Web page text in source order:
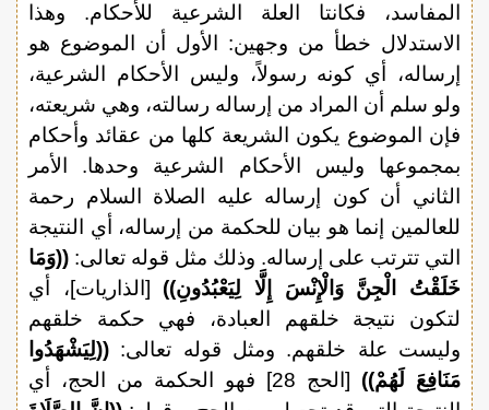
المفاسد، فكانتا العلة الشرعية للأحكام. وهذا
الاستدلال خطأ من وجهين: الأول أن الموضوع هو
إرساله، أي كونه رسولاً، وليس الأحكام الشرعية،
ولو سلم أن المراد من إرساله رسالته، وهي شريعته،
فإن الموضوع يكون الشريعة كلها من عقائد وأحكام
بمجموعها وليس الأحكام الشرعية وحدها. الأمر
الثاني أن كون إرساله عليه الصلاة السلام رحمة
للعالمين إنما هو بيان للحكمة من إرساله، أي النتيجة
التي تترتب على إرساله. وذلك مثل قوله تعالى: ((وَمَا
خَلَقْتُ الْجِنَّ وَالْإِنْسَ إِلَّا لِيَعْبُدُونِ)) [الذاريات]، أي
لتكون نتيجة خلقهم العبادة، فهي حكمة خلقهم
وليست علة خلقهم. ومثل قوله تعالى: ((لِيَشْهَدُوا
مَنَافِعَ لَهُمْ))
[الحج 28] فهو الحكمة من الحج، أي